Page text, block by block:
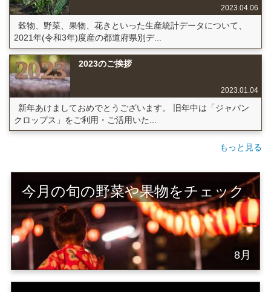
2023.04.06
穀物、野菜、果物、花きといった生産統計データについて、
2021年(令和3年)度産の都道府県別デ...
2023のご挨拶
2023.01.04
新年あけましておめでとうございます。 旧年中は「ジャパン
クロップス」をご利用・ご活用いた...
もっと見る
今月の旬の野菜や果物をチェック
8月